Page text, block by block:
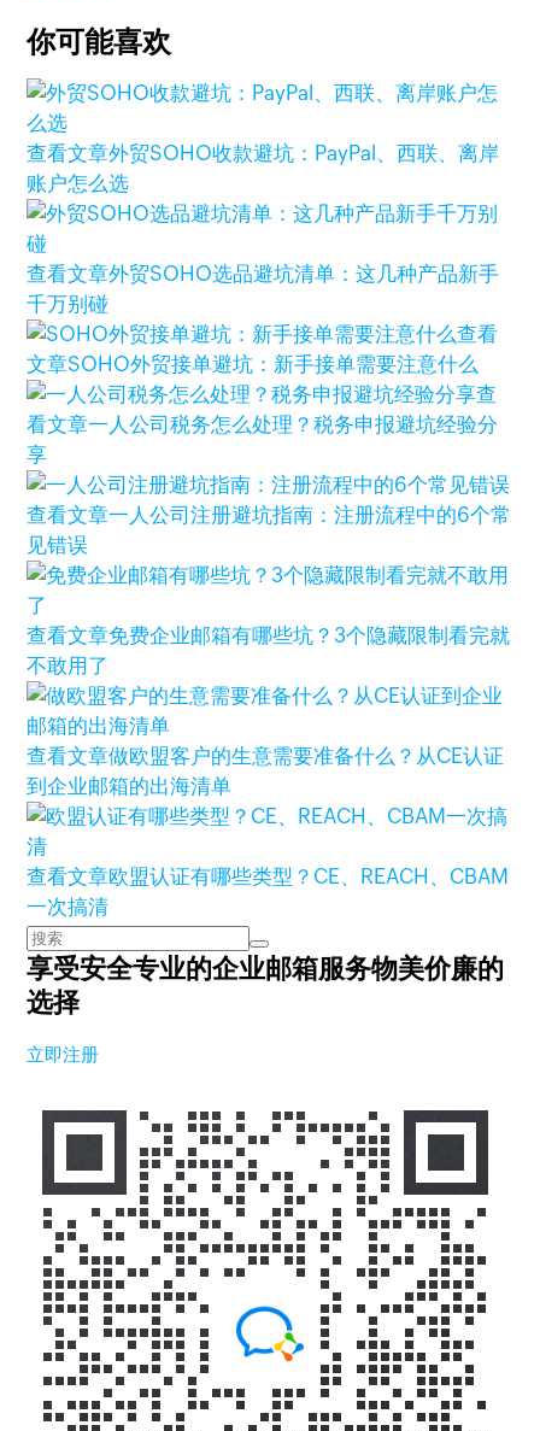
你可能喜欢
查看文章外贸SOHO收款避坑：PayPal、西联、离岸
账户怎么选
查看文章外贸SOHO选品避坑清单：这几种产品新手
千万别碰
查看
文章SOHO外贸接单避坑：新手接单需要注意什么
查
看文章一人公司税务怎么处理？税务申报避坑经验分
享
查看文章一人公司注册避坑指南：注册流程中的6个常
见错误
查看文章免费企业邮箱有哪些坑？3个隐藏限制看完就
不敢用了
查看文章做欧盟客户的生意需要准备什么？从CE认证
到企业邮箱的出海清单
查看文章欧盟认证有哪些类型？CE、REACH、CBAM
一次搞清
享受安全专业的企业邮箱服务物美价廉的
选择
立即注册